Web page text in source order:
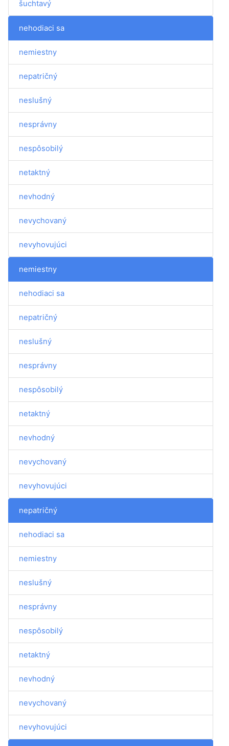
šuchtavý
nehodiaci sa
nemiestny
nepatričný
neslušný
nesprávny
nespôsobilý
netaktný
nevhodný
nevychovaný
nevyhovujúci
nemiestny
nehodiaci sa
nepatričný
neslušný
nesprávny
nespôsobilý
netaktný
nevhodný
nevychovaný
nevyhovujúci
nepatričný
nehodiaci sa
nemiestny
neslušný
nesprávny
nespôsobilý
netaktný
nevhodný
nevychovaný
nevyhovujúci